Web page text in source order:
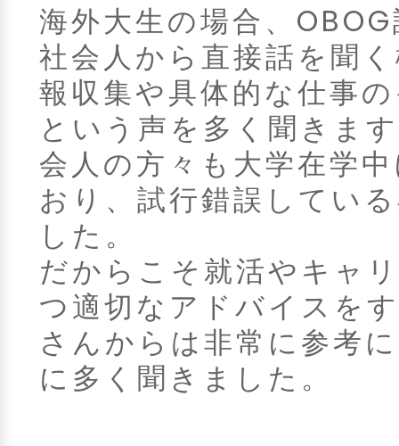
海外大生の場合、
社会人から直接話を聞
報収集や具体的な仕事
という声を多く聞きま
会人の方々も大学在学
おり、試行錯誤してい
した。
だからこそ就活やキャ
つ適切なアドバイスを
さんからは非常に参考
に多く聞きました。